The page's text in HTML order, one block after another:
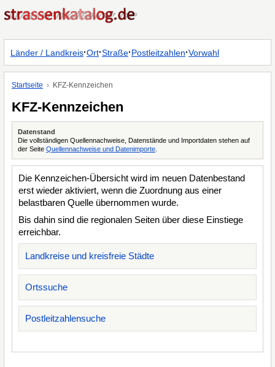
Länder / Landkreis·Ort·Straße·Postleitzahlen·Vorwahl
Startseite KFZ-Kennzeichen
KFZ-Kennzeichen
Datenstand
Die vollständigen Quellennachweise, Datenstände und Importdaten stehen auf
der Seite Quellennachweise und Datenimporte
Die Kennzeichen-Übersicht wird im neuen Datenbestand
erst wieder aktiviert, wenn die Zuordnung aus einer
belastbaren Quelle übernommen wurde.
Bis dahin sind die regionalen Seiten über diese Einstiege
erreichbar.
Landkreise und kreisfreie Städte
Ortssuche
Postleitzahlensuche